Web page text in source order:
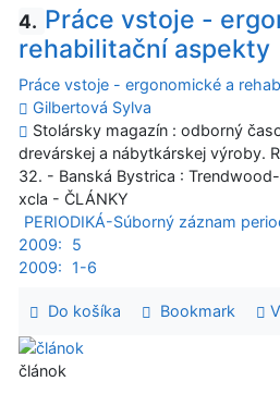
4. Práce vstoje -
rehabilitační aspekty
Práce vstoje - ergonomické a
Gilbertová Sylva
Stolársky magazín : odborný
drevárskej a nábytkárskej výroby.
32. - Banská Bystrica :
xcla - ČLÁNKY
PERIODIKÁ-Súborný záznam
2009:
5
2009:
1-6
Do košíka Bookmark
článok